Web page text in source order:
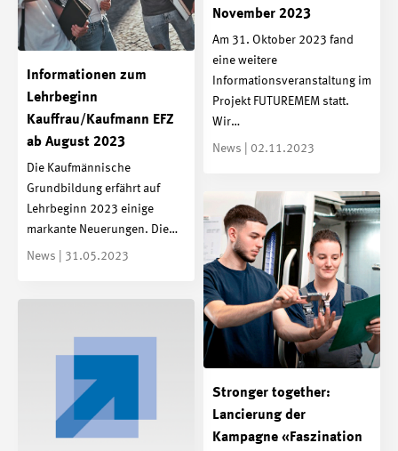
November 2023
Am 31. Oktober 2023 fand
eine weitere
Informationsveranstaltung im
Projekt FUTUREMEM statt.
Wir…
News | 02.11.2023
Informationen zum
Lehrbeginn
Kauffrau/Kaufmann EFZ
ab August 2023
Die Kaufmännische
Grundbildung erfährt auf
Lehrbeginn 2023 einige
markante Neuerungen. Die…
News | 31.05.2023
Stronger together:
Lancierung der
Kampagne «Faszination